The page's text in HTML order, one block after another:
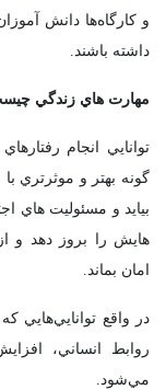
و کارگاه‌ها دانش
داشته باشند.
مهارت هاي زندگي
توانايي انجام
گونه بهتر و موثرتري
بيايد و مسئوليت هاي
هايش را بروز دهد و
امان بماند.
در واقع توانايي‌هايي
روابط انساني،
مي‌شود.